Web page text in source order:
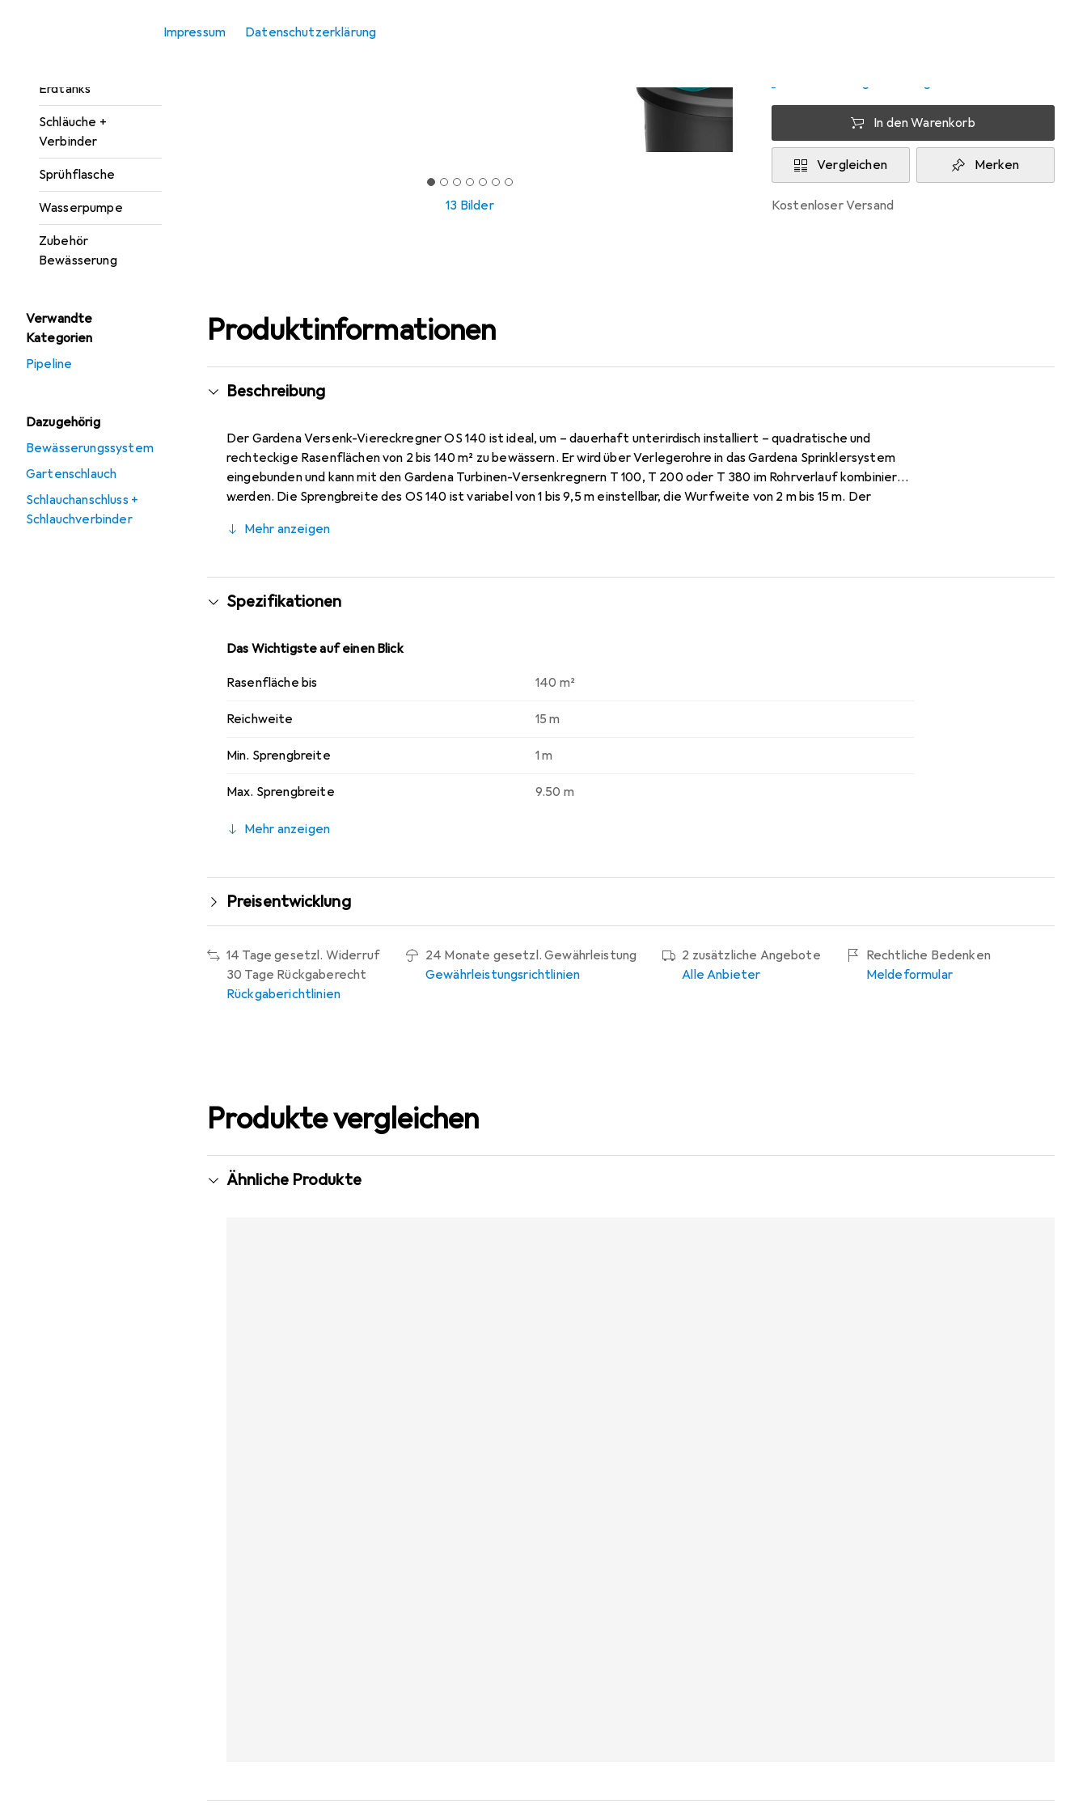
Impressum Datenschutzerklärung
Erdtanks
Schläuche +
Verbinder
Sprühflasche
Wasserpumpe
Zubehör
Bewässerung
Verwandte
Kategorien
Pipeline
Dazugehörig
Bewässerungssystem
Gartenschlauch
Schlauchanschluss +
Schlauchverbinder
13 Bilder
In den Warenkorb
Vergleichen Merken
kostenloser Versand
Produktinformationen
Beschreibung
Der Gardena Versenk-Viereckregner OS 140 ist ideal, um – dauerhaft unterirdisch installiert – quadratische und
rechteckige Rasenflächen von 2 bis 140 m² zu bewässern. Er wird über Verlegerohre in das Gardena Sprinklersystem
eingebunden und kann mit den Gardena Turbinen-Versenkregnern T 100, T 200 oder T 380 im Rohrverlauf kombiniert
werden. Die Sprengbreite des OS 140 ist variabel von 1 bis 9,5 m einstellbar, die Wurfweite von 2 m bis 15 m. Der
und schmale Gartenbereiche bewässert werden. 16 flexible Präzisionsdüsen aus Weichkunststoff sorgen für
eines Entwässerungsventils (Art.-Nr. 2760-20) im Rohrverlauf ist die Sprinklersystem-Anlage frostsicher. Der Gardena
Versenk-Viereckregner OS 140 hat ein 3/4“-Innengewinde.
Mehr anzeigen
Spezifikationen
Das Wichtigste auf einen Blick
Rasenfläche bis 140 m²
Reichweite 15 m
Min. Sprengbreite 1 m
Max. Sprengbreite 9.50 m
Mehr anzeigen
Preisentwicklung
14 Tage gesetzl. Widerruf
30 Tage Rückgaberecht
Rückgaberichtlinien
24 Monate gesetzl. Gewährleistung
Gewährleistungsrichtlinien
2 zusätzliche Angebote
Alle Anbieter
Rechtliche Bedenken
Meldeformular
Produkte vergleichen
Ähnliche Produkte